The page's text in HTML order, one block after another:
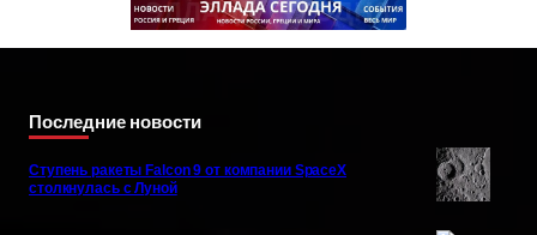
Последние новости
Ступень ракеты Falcon 9 от компании SpaceX
столкнулась с Луной